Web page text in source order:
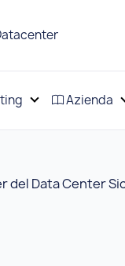
Azienda
del Data Center